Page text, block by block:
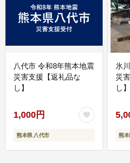
八代市 令和8年熊本地震
災害支援【返礼品な
し】
1,000円
熊本県 八代市
氷
災
し】
熊